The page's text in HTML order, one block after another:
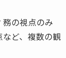
の視点のみ
ど、複数の観